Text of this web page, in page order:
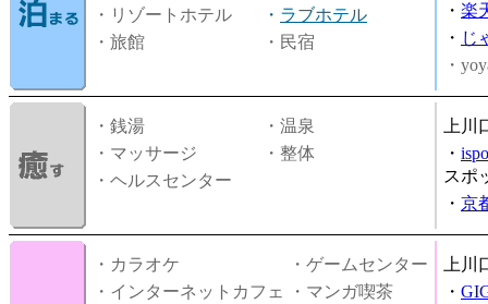
・リゾートホテル
・ ラブホテル
・旅館
・民宿
・ 楽
・ じ
・
・銭湯
・温泉
・マッサージ
・整体
・ヘルスセンター
上
・
スポ
・ 京
・カラオケ
・ゲームセンター
・インターネットカフェ
・マンガ喫茶
上
・